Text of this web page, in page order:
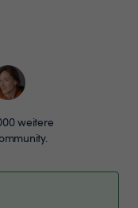
weitere